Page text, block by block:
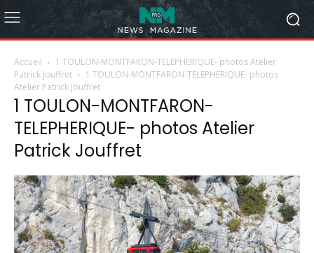
Accueil
1 TOULON-MONTFARON-TELEPHERIQUE- photos Atelier
Patrick Jouffret
1 TOULON-MONTFARON-TELEPHERIQUE- photos
Atelier Patrick Jouffret
1 TOULON-MONTFARON-
TELEPHERIQUE- photos Atelier
Patrick Jouffret